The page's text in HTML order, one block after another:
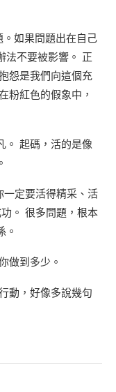
如果問題出在自己
法不要被影響。 正
怨是我們向這個充
粉紅色的假象中，
。 起碼，活的是像
一定要活得精采、活
。 很多問題，根本
。
做到多少。
動，好像多說幾句